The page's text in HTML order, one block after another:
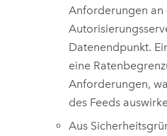
Anforderungen an
Datenendpunkt.
eine
Anforderungen,
des Feeds
Aus